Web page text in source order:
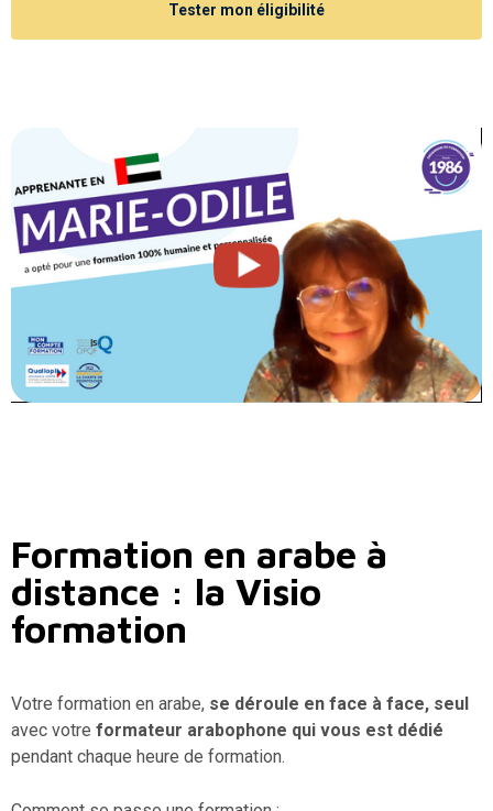
Tester mon éligibilité
Formation en arabe à
distance : la Visio
formation
Votre formation en arabe, se déroule en face à face, seul
avec votre formateur arabophone qui vous est dédié
pendant chaque heure de formation.